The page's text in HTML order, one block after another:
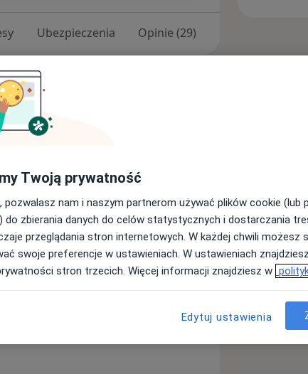
Ubezpieczenia Opinie (29)
jest jedynie w placówce:
badań kierowców oraz doboru
Medicum Uniwersytetu
odbyła w Szpitalu
oraz w Oddziale Klinicznym
w Krakowie. W
2013 - 2021 pracowała w
Szpitala
się glównie onkologią
i poszerza wiedzę na
głównych zainteresowań należy
Twoją prywatność
pozwalasz nam i naszym partnerom używać plików cookie (lub
do zbierania danych do celów statystycznych i dostarczania
przeglądania stron internetowych. W każdej chwili możesz
swoje preferencje w ustawieniach. W ustawieniach
stron trzecich. Więcej informacji znajdziesz w
Edytuj ustawienia